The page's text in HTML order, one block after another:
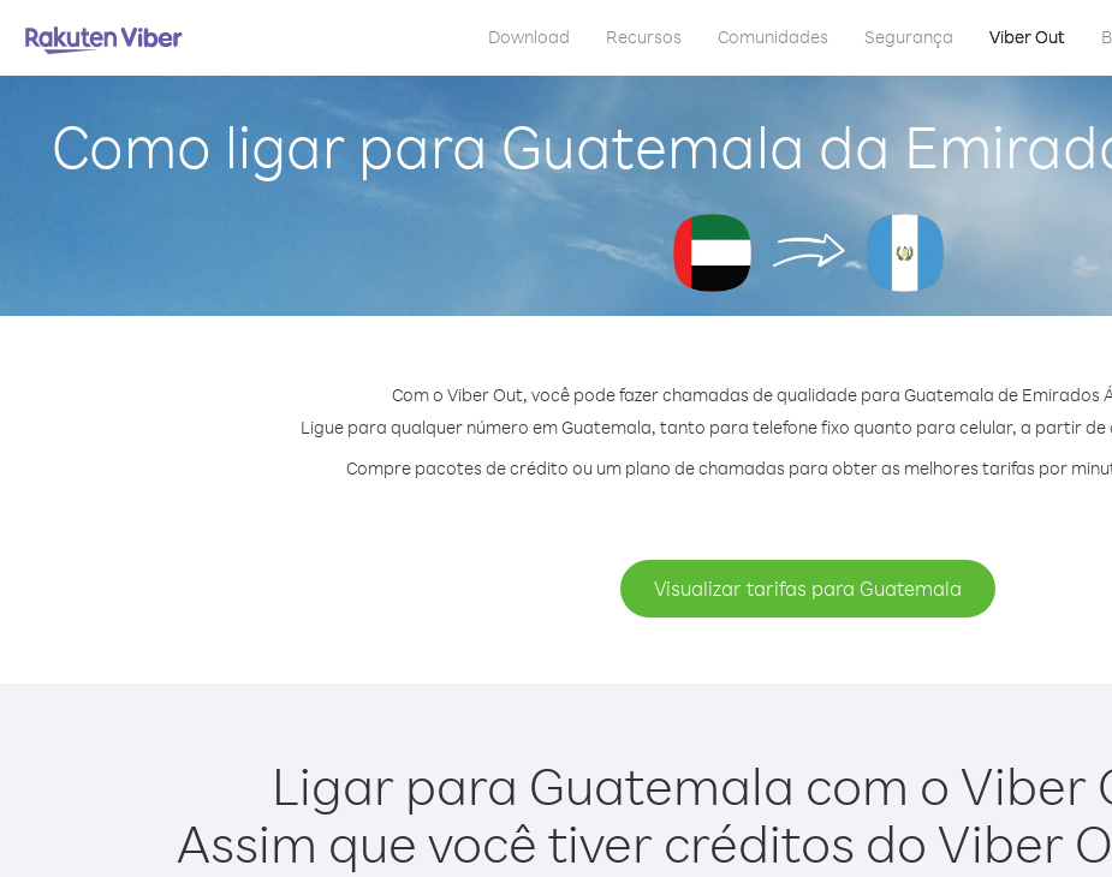
Download Recursos Comunidades Segurança Viber Out
Como ligar para Guatemala da
Com o Viber Out, você pode fazer chamadas de qualidade para Guatemala de Emirados
Ligue para qualquer número em Guatemala, tanto para telefone fixo quanto para celular, a partir de
Compre pacotes de crédito ou um plano de chamadas para obter as melhores tarifas por
Visualizar tarifas para Guatemala
Ligar para Guatemala com o Viber
Assim que você tiver créditos do Viber